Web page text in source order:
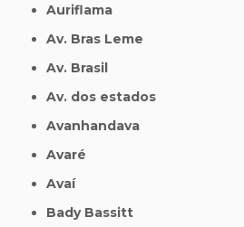
Auriflama
Av. Bras Leme
Av. Brasil
Av. dos estados
Avanhandava
Avaré
Avaí
Bady Bassitt